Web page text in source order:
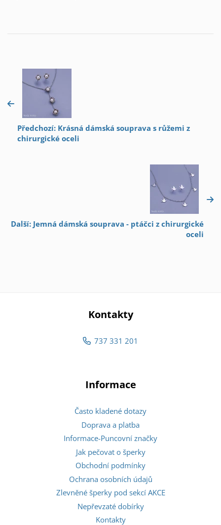
Předchozí: Krásná dámská souprava s růžemi z
chirurgické oceli
Další: Jemná dámská souprava - ptáčci z chirurgické
oceli
Kontakty
737 331 201
Informace
Často kladené dotazy
Doprava a platba
Informace-Puncovní značky
Jak pečovat o šperky
Obchodní podmínky
Ochrana osobních údajů
Zlevněné šperky pod sekcí AKCE
Nepřevzaté dobírky
Kontakty